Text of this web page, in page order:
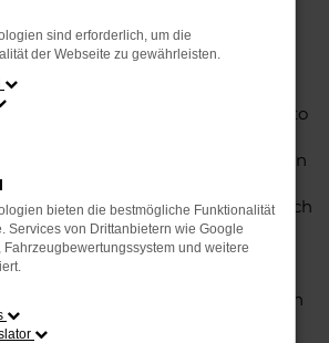
einen VW Tiguan Jahreswagen
fündig. Das Fahrzeug ist wie
in Gütersloh und Umgebung
seine erstklassige Verarbeitung
Detail. Hinzu kommt, dass in puncto
Fahrzeugklasse regelrecht
was sich vor allem in Sachen
Sicherheit widerspiegelt. Und
Design, dass Kenner sprichwörtlich
lässt. In kurzen Worten: für
Tiguan Jahreswagen eine
Sie gegenüber einem
an Geld sparen und einen soliden
erhalten.
sind erforderlich, um die
der Webseite zu gewährleisten.
bieten die bestmögliche Funktionalität
Services von Drittanbietern wie Google
Fahrzeugbewertungssystem und weitere